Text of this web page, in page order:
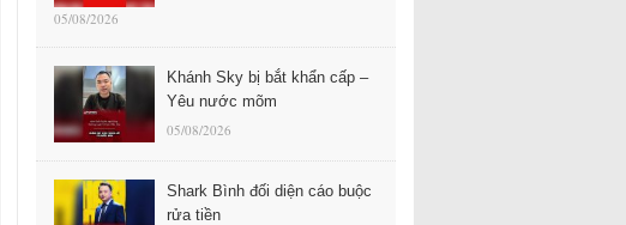
05/08/2026
Khánh Sky bị bắt khẩn cấp –
Yêu nước mõm
05/08/2026
Shark Bình đối diện cáo buộc
rửa tiền